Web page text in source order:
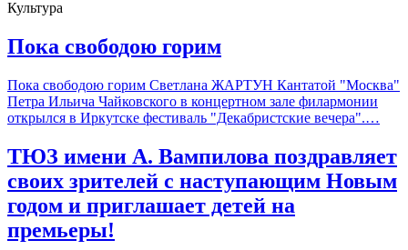
Культура
Пока свободою горим
Пока свободою горим Светлана ЖАРТУН Кантатой "Москва"
Петра Ильича Чайковского в концертном зале филармонии
открылся в Иркутске фестиваль "Декабристские вечера".…
ТЮЗ имени А. Вампилова поздравляет
своих зрителей с наступающим Новым
годом и приглашает детей на
премьеры!